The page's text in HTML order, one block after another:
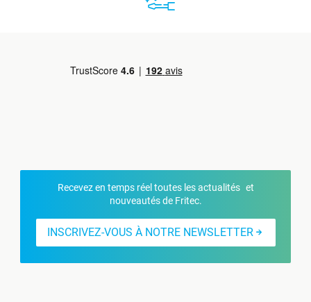
Recevez en temps réel toutes les actualités et
nouveautés de Fritec.
INSCRIVEZ-VOUS À NOTRE NEWSLETTER